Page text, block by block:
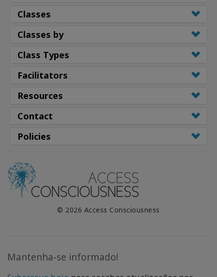
Classes
Classes by
Class Types
Facilitators
Resources
Contact
Policies
© 2026 Access Consciousness
Mantenha-se informado!